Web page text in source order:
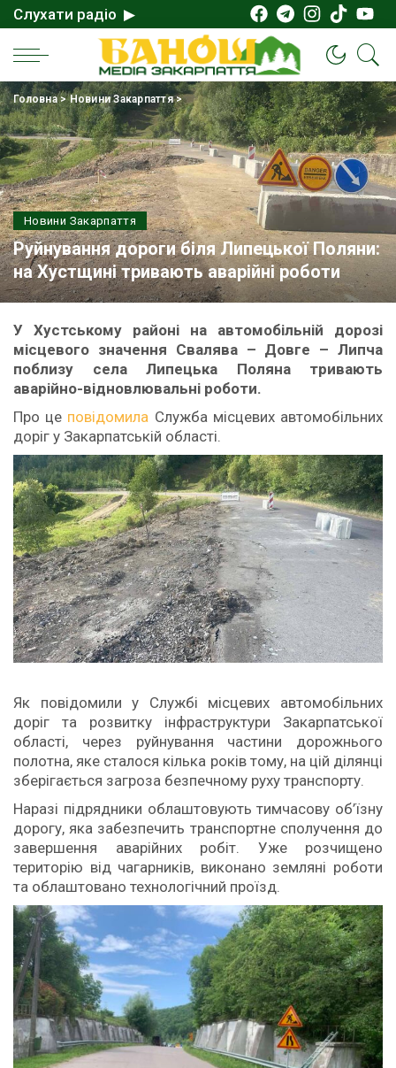
Слухати радіо ▶
Головна>Новини Закарпаття>
Новини Закарпаття
Руйнування дороги біля Липецької Поляни:
на Хустщині тривають аварійні роботи
У Хустському районі на автомобільній дорозі
місцевого значення Свалява – Довге – Липча
поблизу села Липецька Поляна тривають
аварійно-відновлювальні роботи.
Про це повідомила Служба місцевих автомобільних
доріг у Закарпатській області.
Як повідомили у Службі місцевих автомобільних
доріг та розвитку інфраструктури Закарпатської
області, через руйнування частини дорожнього
полотна, яке сталося кілька років тому, на цій ділянці
зберігається загроза безпечному руху транспорту.
Наразі підрядники облаштовують тимчасову об’їзну
дорогу, яка забезпечить транспортне сполучення до
завершення аварійних робіт. Уже розчищено
територію від чагарників, виконано земляні роботи
та облаштовано технологічний проїзд.